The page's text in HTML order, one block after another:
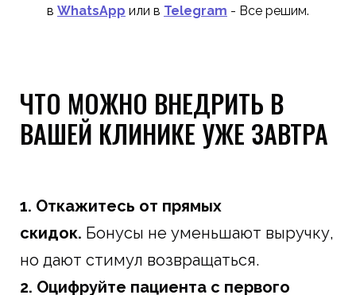
в WhatsApp или в Telegram - Все решим.
ЧТО МОЖНО ВНЕДРИТЬ В
ВАШЕЙ КЛИНИКЕ УЖЕ ЗАВТРА
1. Откажитесь от прямых
скидок. Бонусы не уменьшают выручку,
но дают стимул возвращаться.
2. Оцифруйте пациента с первого